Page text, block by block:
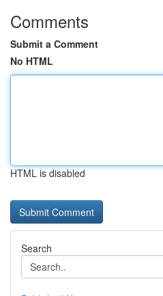
Comments
Submit a Comment
No HTML
HTML is disabled
Search